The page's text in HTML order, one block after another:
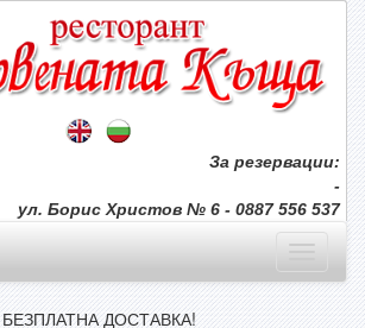
За резервации:
-
ул. Борис Христов № 6 - 0887 556 537
БЕЗПЛАТНА ДОСТАВКА!